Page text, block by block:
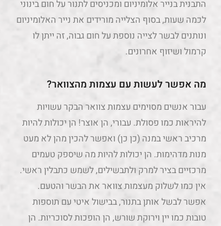
התבנית בנייר אלומיניום ומכניסים לתנור על חום בינוני
לכמה שעות, בסוף הצלייה מורידים את נייר האלומיניום
ונותנים לבשר לצייה נוספת על חום גבוה, זה ייתן לו
קרמול ושיזוף אחרונים.
מה אפשר לעשות עם עצמות מהצוואר?
עבור אנשים מסוימים עצמות צוואר הבקר עשויות
להיראות כמו פסולת. עבורי, הן אוצר! הן יכולות להיות
מרכיב ראשי במנה (כן כן) ואפשר להכין מהן לא מעט
מנות מדהימות. הן יכולות להיות מה שיספק טעמים
מרכזיים בציר למרק ולתבשילים, לשמש כתבלין ראשי.
אין כמו לשלוק מעצמות צוואר את הבשר והטעם.
אפשר לבשל אותן בתנור, בבישול איטי עם תוספות
טובות כמו יין וירוקת שורש, הן הופכות לסוכריות. הן